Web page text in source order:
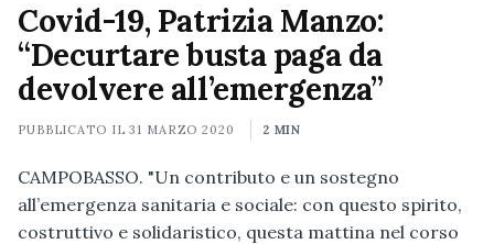
Covid-19, Patrizia Manzo:
“Decurtare busta paga da
devolvere all’emergenza”
PUBBLICATO IL31 MARZO 2020 2 MIN
CAMPOBASSO. "Un contributo e un sostegno
all’emergenza sanitaria e sociale: con questo spirito,
costruttivo e solidaristico, questa mattina nel corso